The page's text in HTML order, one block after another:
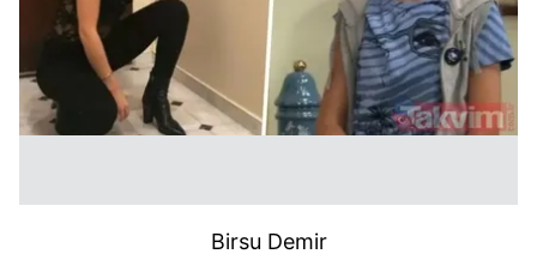
Birsu Demir